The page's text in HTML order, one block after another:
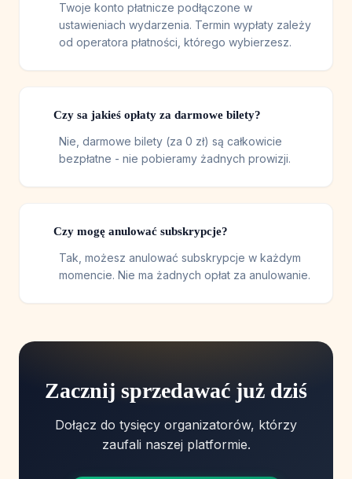
Twoje konto płatnicze podłączone w
ustawieniach wydarzenia. Termin wypłaty zależy
od operatora płatności, którego wybierzesz.
Czy sa jakieś opłaty za darmowe bilety?
Nie, darmowe bilety (za 0 zł) są całkowicie
bezpłatne - nie pobieramy żadnych prowizji.
Czy mogę anulować subskrypcje?
Tak, możesz anulować subskrypcje w każdym
momencie. Nie ma żadnych opłat za anulowanie.
Zacznij sprzedawać już dziś
Dołącz do tysięcy organizatorów, którzy
zaufali naszej platformie.